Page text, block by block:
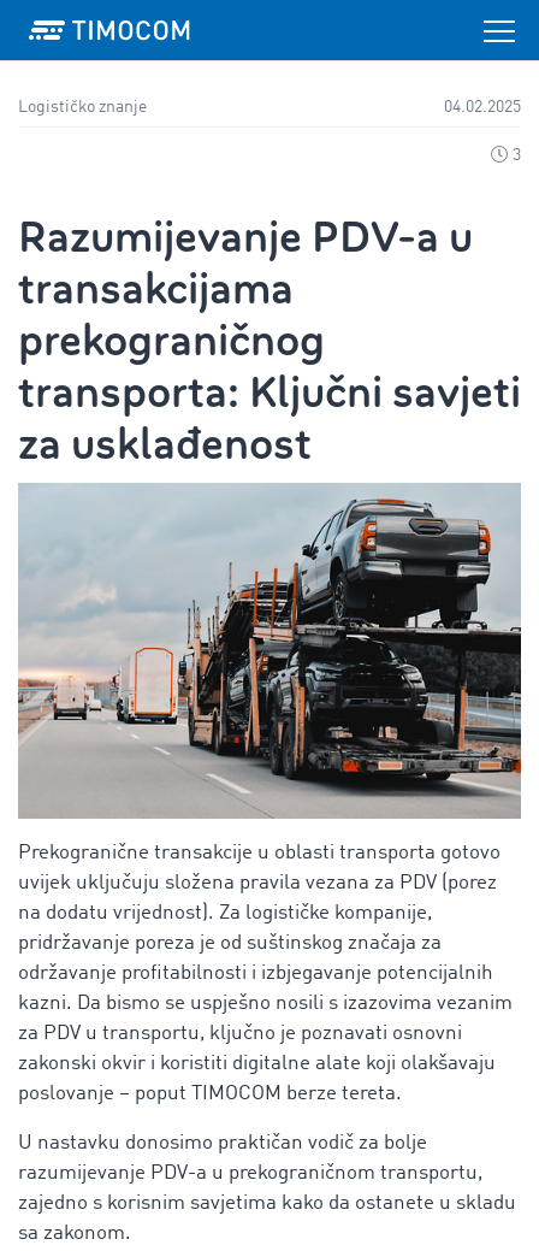
Logističko znanje 04.02.2025
3
Razumijevanje PDV-a u
transakcijama
prekograničnog
transporta: Ključni savjeti
za usklađenost
Prekogranične transakcije u oblasti transporta gotovo
uvijek uključuju složena pravila vezana za PDV (porez
na dodatu vrijednost). Za logističke kompanije,
pridržavanje poreza je od suštinskog značaja za
održavanje profitabilnosti i izbjegavanje potencijalnih
kazni. Da bismo se uspješno nosili s izazovima vezanim
za PDV u transportu, ključno je poznavati osnovni
zakonski okvir i koristiti digitalne alate koji olakšavaju
poslovanje – poput TIMOCOM berze tereta.
U nastavku donosimo praktičan vodič za bolje
razumijevanje PDV-a u prekograničnom transportu,
zajedno s korisnim savjetima kako da ostanete u skladu
sa zakonom.